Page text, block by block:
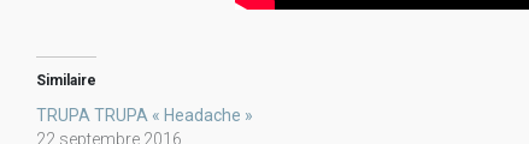
Similaire
TRUPA TRUPA « Headache »
22 septembre 2016